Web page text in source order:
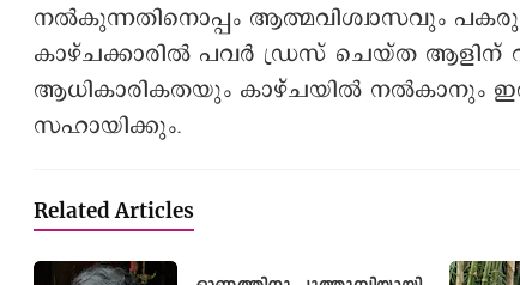
നൽകുന്നതിനൊപ്പം ആത്മവിശ്വാസവും
കാഴ്ചക്കാരിൽ പവർ ഡ്രസ് ചെയ്ത ആളിന്
ആധികാരികതയും കാഴ്ചയിൽ നൽകാനും
സഹായിക്കും.
Related Articles